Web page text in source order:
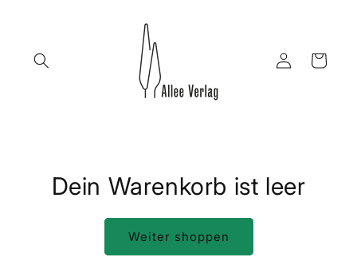
EinloggenWarenkorb
Dein Warenkorb ist leer
Weiter shoppen